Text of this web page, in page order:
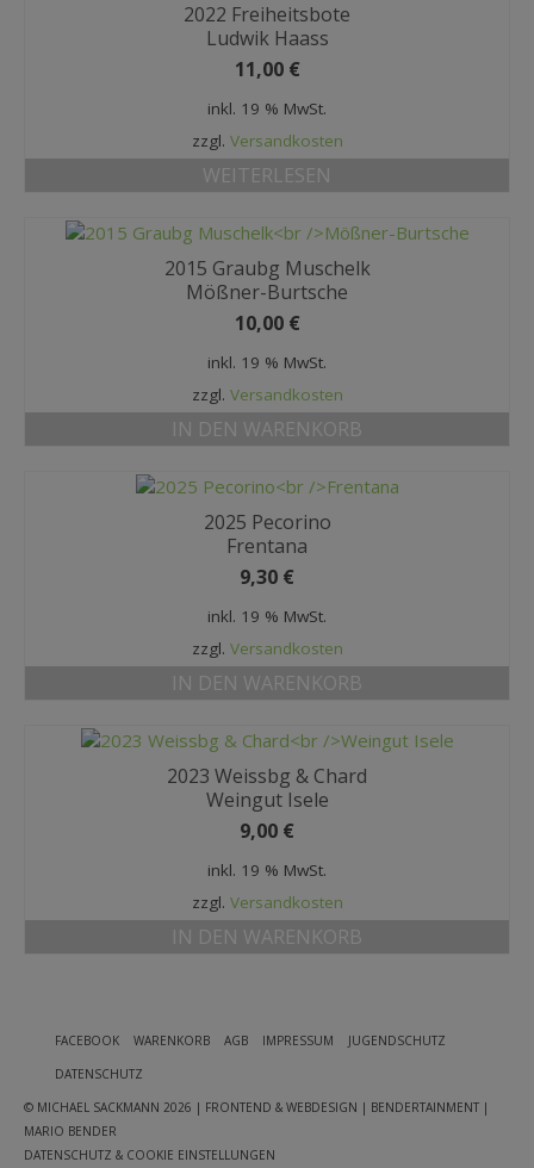
2022 Freiheitsbote
Ludwik Haass
11,00 €
inkl. 19 % MwSt.
zzgl. Versandkosten
WEITERLESEN
2015 Graubg Muschelk
Mößner-Burtsche
10,00 €
inkl. 19 % MwSt.
zzgl. Versandkosten
IN DEN WARENKORB
2025 Pecorino
Frentana
9,30 €
inkl. 19 % MwSt.
zzgl. Versandkosten
IN DEN WARENKORB
2023 Weissbg & Chard
Weingut Isele
9,00 €
inkl. 19 % MwSt.
zzgl. Versandkosten
IN DEN WARENKORB
FACEBOOK WARENKORB AGB IMPRESSUM
JUGENDSCHUTZ
DATENSCHUTZ
© MICHAEL SACKMANN 2026 | FRONTEND & WEBDESIGN | BENDERTAINMENT |
MARIO BENDER
DATENSCHUTZ & COOKIE EINSTELLUNGEN